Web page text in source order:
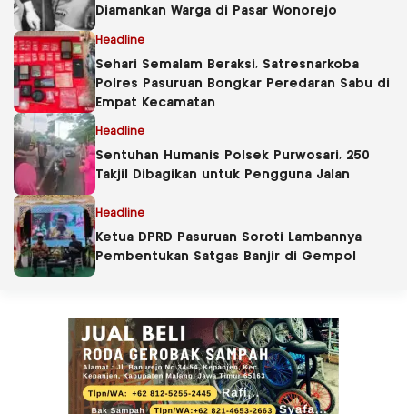
Diamankan Warga di Pasar Wonorejo
Headline
Sehari Semalam Beraksi, Satresnarkoba
Polres Pasuruan Bongkar Peredaran Sabu di
Empat Kecamatan
Headline
Sentuhan Humanis Polsek Purwosari, 250
Takjil Dibagikan untuk Pengguna Jalan
Headline
Ketua DPRD Pasuruan Soroti Lambannya
Pembentukan Satgas Banjir di Gempol